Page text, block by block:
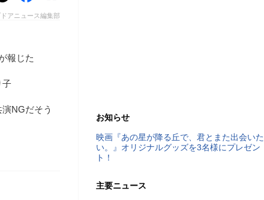
アニュース編集部
報じた
子
NGだそう
お知らせ
映画『あの星が降る丘で、君とまた出会いた
い。』オリジナルグッズを3名様にプレゼン
ト！
主要ニュース